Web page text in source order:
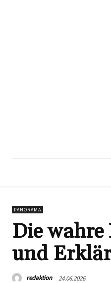
PANORAMA
Die wahre
und
redaktion 24.06.2026